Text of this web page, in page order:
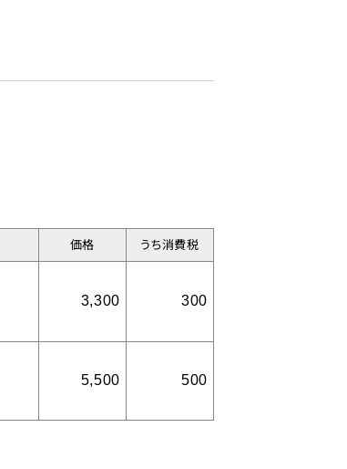
価格 うち消費税
3,300 300
5,500 500
ク集PODお問い合わせ